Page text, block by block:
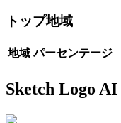
トップ地域
地域 パーセンテージ
Sketch Logo